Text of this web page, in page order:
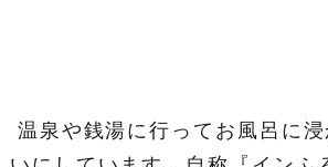
温泉や銭湯に行ってお風呂に